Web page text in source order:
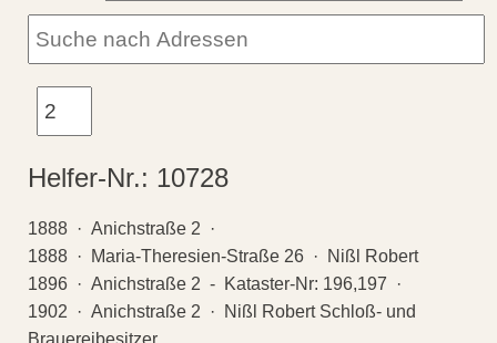
Helfer-Nr.: 10728
1888 · Anichstraße 2 ·
1888 · Maria-Theresien-Straße 26 · Nißl Robert
1896 · Anichstraße 2 - Kataster-Nr: 196,197 ·
1902 · Anichstraße 2 · Nißl Robert Schloß- und
Brauereibesitzer